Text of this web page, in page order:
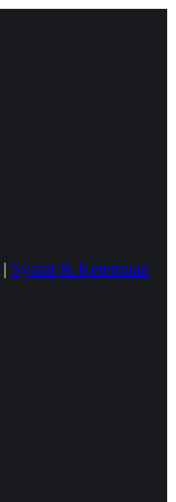
| Syarat & Ketentuan